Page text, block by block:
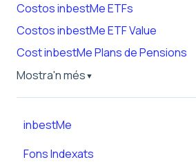
Costos inbestMe ETFs
Costos inbestMe ETF Value
Cost inbestMe Plans de Pensions
Mostra'n més ▼
inbestMe
Fons Indexats